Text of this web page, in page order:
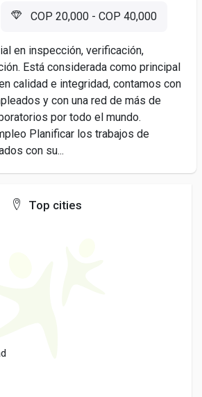
COP 20,000 - COP 40,000
en inspección, verificación,
Está considerada como principal
calidad e integridad, contamos con
y con una red de más de
por todo el mundo.
Planificar los trabajos de
con su...
Top cities